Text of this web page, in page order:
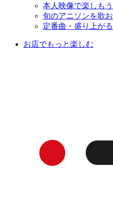
本人映像で楽しもう
旬のアニソンを歌お
定番曲・盛り上が
お店でもっと楽しむ